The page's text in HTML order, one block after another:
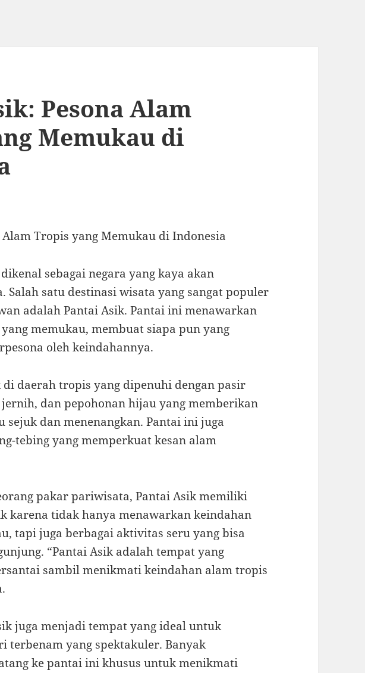
Pesona Alam
Memukau di
Alam Tropis yang Memukau di Indonesia
sebagai negara yang kaya akan
Salah satu destinasi wisata yang sangat populer
adalah Pantai Asik. Pantai ini menawarkan
memukau, membuat siapa pun yang
oleh keindahannya.
daerah tropis yang dipenuhi dengan pasir
dan pepohonan hijau yang memberikan
sejuk dan menenangkan. Pantai ini juga
tebing yang memperkuat kesan alam
pakar pariwisata, Pantai Asik memiliki
karena tidak hanya menawarkan keindahan
tapi juga berbagai aktivitas seru yang bisa
“Pantai Asik adalah tempat yang
sambil menikmati keindahan alam tropis
juga menjadi tempat yang ideal untuk
terbenam yang spektakuler. Banyak
ke pantai ini khusus untuk menikmati